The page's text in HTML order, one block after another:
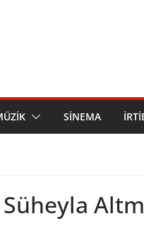
SİNEMA
Süheyla